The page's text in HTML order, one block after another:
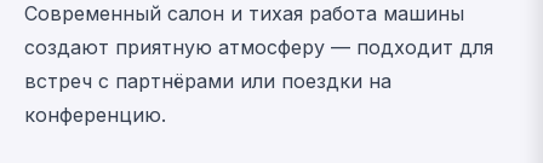
Современный салон и тихая работа машины
создают приятную атмосферу — подходит для
встреч с партнёрами или поездки на
конференцию.